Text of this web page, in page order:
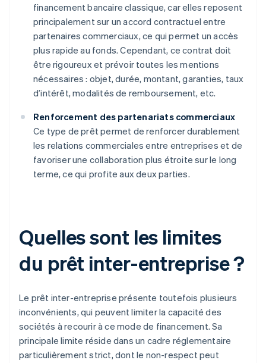
financement bancaire classique, car elles reposent
principalement sur un accord contractuel entre
partenaires commerciaux, ce qui permet un accès
plus rapide au fonds. Cependant, ce contrat doit
être rigoureux et prévoir toutes les mentions
nécessaires : objet, durée, montant, garanties, taux
d’intérêt, modalités de remboursement, etc.
Renforcement des partenariats commerciaux
Ce type de prêt permet de renforcer durablement
les relations commerciales entre entreprises et de
favoriser une collaboration plus étroite sur le long
terme, ce qui profite aux deux parties.
Quelles sont les limites
du prêt inter-entreprise ?
Le prêt inter-entreprise présente toutefois plusieurs
inconvénients, qui peuvent limiter la capacité des
sociétés à recourir à ce mode de financement. Sa
principale limite réside dans un cadre réglementaire
particulièrement strict, dont le non-respect peut